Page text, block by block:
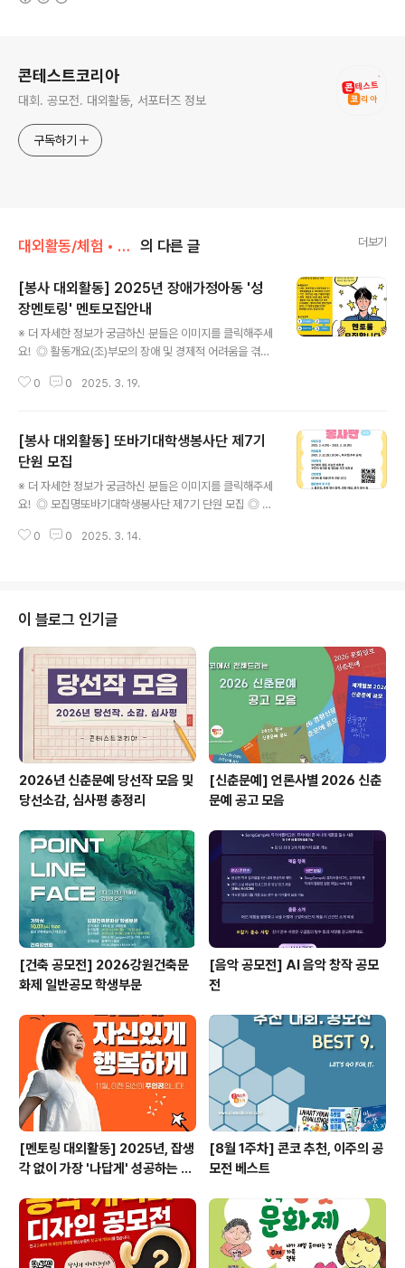
콘테스트코리아
대회. 공모전. 대외활동, 서포터즈 정보
구독하기
대외활동/체험 • 탐방 • 봉사 • 동아리 의 다른 글 더보기
[봉사 대외활동] 2025년 장애가정아동 '성
장멘토링' 멘토모집안내
※ 더 자세한 정보가 궁금하신 분들은 이미지를 클릭해주세
요! ◎ 활동개요(조)부모의 장애 및 경제적 어려움을 겪고
으로 1:1 멘토링 및 지역사회자원을 연계하여 밝고 건강하
‘성장멘토링’모집기관: 광주광역시장애인재활협회활동기
간: 2025년 3월 ~ 11월활동내용: 건강관리 및 학습지원
및 문화활동(주1회 가량 1:1멘토링활동→1회당 2시간 진
행), 멘토간담회, 기타(발대식, 종결식 등) ◎ 멘토단 모집
함께 성장하고 싶은 자(교육, 상담, 사회복지 전공자 우대)
0 0 2025. 3. 19.
[봉사 대외활동] 또바기대학생봉사단 제7기
단원 모집
※ 더 자세한 정보가 궁금하신 분들은 이미지를 클릭해주세
요! ◎ 모집명또바기대학생봉사단 제7기 단원 모집 ◎ 참
봉사를 할 열정을 가진 대학생 ◎ 접수기간2025. 3. 4.
달, 중식 봉사 등(추후 세부 계획 수립 예정)2. 2025. 3. 2
9.(토) ~ 11. 29.(토), 월 1~2회 토요일 ◎ 문 의051-309
-4126 많은 분들의 관심과 참여를 바라며, 이상 콘코에서
소식 전해 드렸습니다. ※ 내용이 더 궁금하시다면, 참가신
청 알아보기 >..
0 0 2025. 3. 14.
이 블로그 인기글
2026년 신춘문예 당선작 모음 및
당선소감, 심사평 총정리
[신춘문예] 언론사별 2026 신춘
문예 공고 모음
[건축 공모전] 2026강원건축문
화제 일반공모 학생부문
[음악 공모전] AI 음악 창작 공모
전
[멘토링 대외활동] 2025년, 잡생
각 없이 가장 '나답게' 성공하는 법
[8월 1주차] 콘코 추천, 이주의 공
모전 베스트